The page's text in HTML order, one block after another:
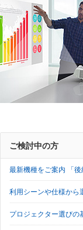
ご検討中の方
最新機種をご案内 「後
利用シーンや仕様から
プロジェクター選びの